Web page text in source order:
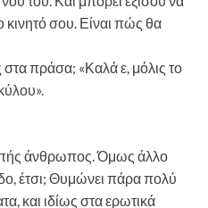
κινητό σου. Είναι πώς θα
στα πράσα; «Καλά ε, μόλις το
άνθρωπος. Όμως άλλο
έτσι; Θυμώνει πάρα πολύ
και ιδίως στα ερωτικά